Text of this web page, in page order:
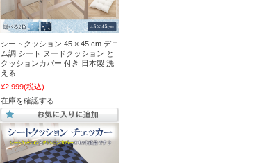
シートクッション 45 × 45 cm デニ
ム調 シート ヌードクッション と
クッションカバー 付き 日本製 洗
える
¥2,999(税込)
在庫を確認する